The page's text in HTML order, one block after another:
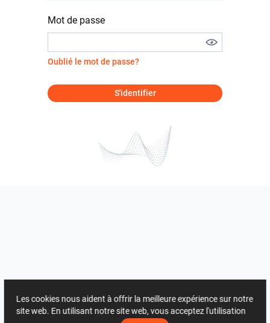
Mot de passe
Oublié le mot de passe?
S'identifier
Les cookies nous aident à offrir la meilleure expérience sur notre
site web. En utilisant notre site web, vous acceptez l'utilisation